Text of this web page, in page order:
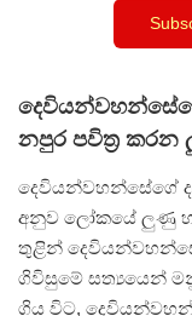
기
නපුර පවිත්‍ර
දෙවියන්වහන්සේගේ
අනුව ලෝකයේ ලුණු
තුළින්
ගිවිසුමේ සත්‍යයෙන්
ගිය විට,